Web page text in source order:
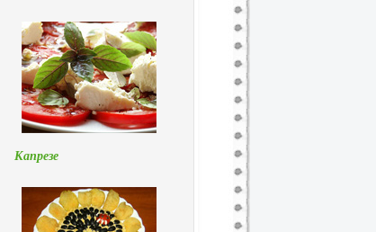
Капрезе